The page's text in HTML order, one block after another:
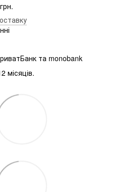
та monobank
місяців.